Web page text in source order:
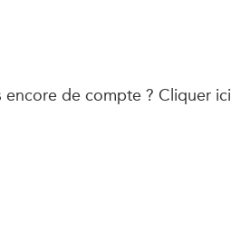
encore de compte ? Cliquer ici